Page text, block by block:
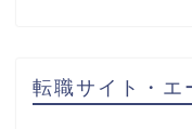
転職サイト・エ